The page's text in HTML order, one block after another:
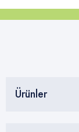
Herby
İletişim
Ürünler